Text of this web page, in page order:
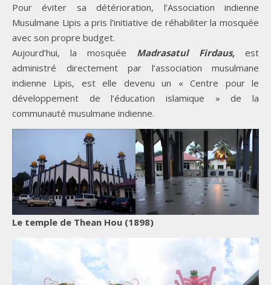
Pour éviter sa détérioration, l’Association indienne
Musulmane Lipis a pris l’initiative de réhabiliter la mosquée
avec son propre budget.
Aujourd’hui, la mosquée Madrasatul Firdaus, est
administré directement par l’association musulmane
indienne Lipis, est elle devenu un « Centre pour le
développement de l’éducation islamique » de la
communauté musulmane indienne.
Le temple de Thean Hou (1898)